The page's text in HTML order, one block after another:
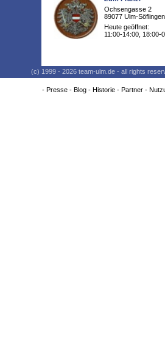
Ochsengasse 2
89077 Ulm-Söflingen
Heute geöffnet:
11:00-14:00, 18:00-
(c) 1999 - 2026 team-ulm.de - all rights
- Presse- Blog- Historie- Partner-